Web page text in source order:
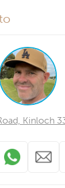
Kinloch